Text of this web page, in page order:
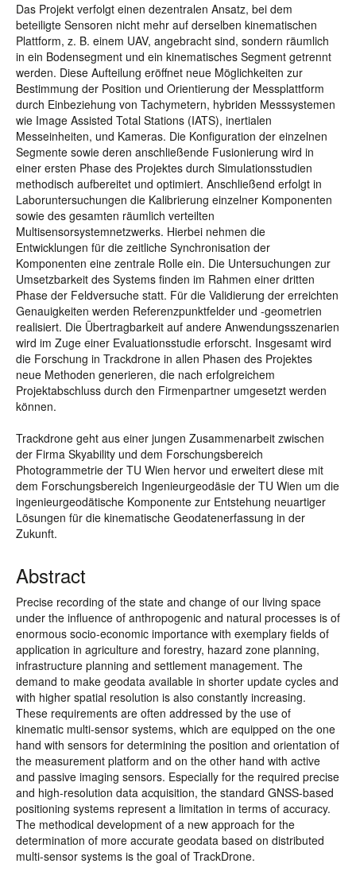
Das Projekt verfolgt einen dezentralen Ansatz, bei dem
beteiligte Sensoren nicht mehr auf derselben kinematischen
Plattform, z. B. einem UAV, angebracht sind, sondern räumlich
in ein Bodensegment und ein kinematisches Segment getrennt
werden. Diese Aufteilung eröffnet neue Möglichkeiten zur
Bestimmung der Position und Orientierung der Messplattform
durch Einbeziehung von Tachymetern, hybriden Messsystemen
wie Image Assisted Total Stations (IATS), inertialen
Messeinheiten, und Kameras. Die Konfiguration der einzelnen
Segmente sowie deren anschließende Fusionierung wird in
einer ersten Phase des Projektes durch Simulationsstudien
methodisch aufbereitet und optimiert. Anschließend erfolgt in
Laboruntersuchungen die Kalibrierung einzelner Komponenten
sowie des gesamten räumlich verteilten
Multisensorsystemnetzwerks. Hierbei nehmen die
Entwicklungen für die zeitliche Synchronisation der
Komponenten eine zentrale Rolle ein. Die Untersuchungen zur
Umsetzbarkeit des Systems finden im Rahmen einer dritten
Phase der Feldversuche statt. Für die Validierung der erreichten
Genauigkeiten werden Referenzpunktfelder und -geometrien
realisiert. Die Übertragbarkeit auf andere Anwendungsszenarien
wird im Zuge einer Evaluationsstudie erforscht. Insgesamt wird
die Forschung in Trackdrone in allen Phasen des Projektes
neue Methoden generieren, die nach erfolgreichem
Projektabschluss durch den Firmenpartner umgesetzt werden
können.
Trackdrone geht aus einer jungen Zusammenarbeit zwischen
der Firma Skyability und dem Forschungsbereich
Photogrammetrie der TU Wien hervor und erweitert diese mit
dem Forschungsbereich Ingenieurgeodäsie der TU Wien um die
ingenieurgeodätische Komponente zur Entstehung neuartiger
Lösungen für die kinematische Geodatenerfassung in der
Zukunft.
Abstract
Precise recording of the state and change of our living space
under the influence of anthropogenic and natural processes is of
enormous socio-economic importance with exemplary fields of
application in agriculture and forestry, hazard zone planning,
infrastructure planning and settlement management. The
demand to make geodata available in shorter update cycles and
with higher spatial resolution is also constantly increasing.
These requirements are often addressed by the use of
kinematic multi-sensor systems, which are equipped on the one
hand with sensors for determining the position and orientation of
the measurement platform and on the other hand with active
and passive imaging sensors. Especially for the required precise
and high-resolution data acquisition, the standard GNSS-based
positioning systems represent a limitation in terms of accuracy.
The methodical development of a new approach for the
determination of more accurate geodata based on distributed
multi-sensor systems is the goal of TrackDrone.